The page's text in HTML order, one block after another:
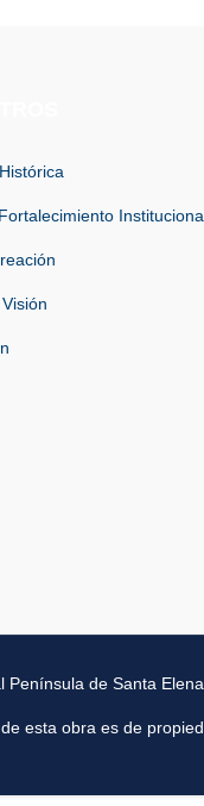
Península de Santa
esta obra es de